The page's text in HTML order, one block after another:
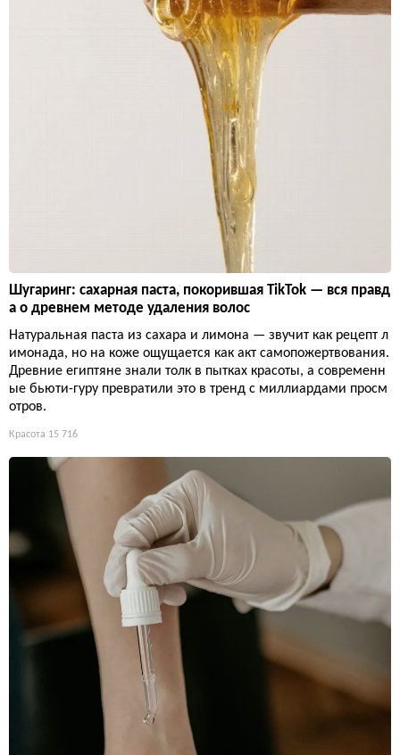
Шугаринг: сахарная паста, покорившая TikTok — вся правд
а о древнем методе удаления волос
Натуральная паста из сахара и лимона — звучит как рецепт л
имонада, но на коже ощущается как акт самопожертвования.
Древние египтяне знали толк в пытках красоты, а современн
ые бьюти-гуру превратили это в тренд с миллиардами просм
отров.
Красота 15 716